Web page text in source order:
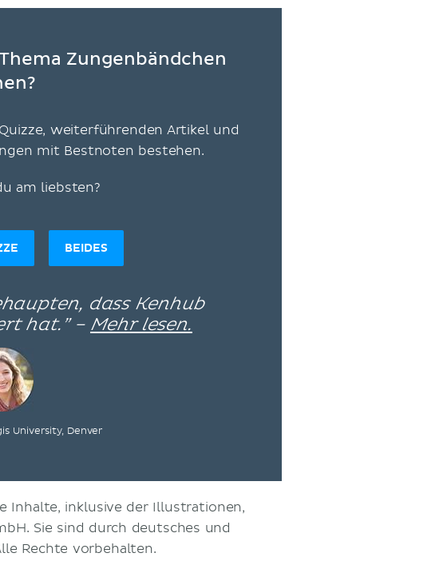
Zungenbändchen
weiterführenden Artikel und
mit Bestnoten bestehen.
am liebsten?
BEIDES
dass Kenhub
hat.” – Mehr lesen.
University, Denver
Inhalte, inklusive der Illustrationen,
Sie sind durch deutsches und
Rechte vorbehalten.